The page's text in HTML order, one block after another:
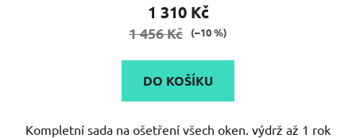
1 310 Kč
1 456 Kč (–10 %)
DO KOŠÍKU
Kompletní sada na ošetření všech oken. výdrž až 1 rok